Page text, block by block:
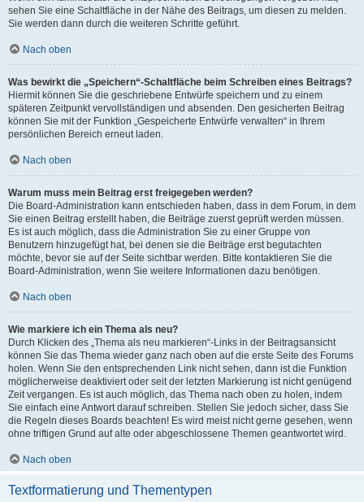
sehen Sie eine Schaltfläche in der Nähe des Beitrags, um diesen zu melden.
Sie werden dann durch die weiteren Schritte geführt.
Nach oben
Was bewirkt die „Speichern“-Schaltfläche beim Schreiben eines Beitrags?
Hiermit können Sie die geschriebene Entwürfe speichern und zu einem
späteren Zeitpunkt vervollständigen und absenden. Den gesicherten Beitrag
können Sie mit der Funktion „Gespeicherte Entwürfe verwalten“ in Ihrem
persönlichen Bereich erneut laden.
Nach oben
Warum muss mein Beitrag erst freigegeben werden?
Die Board-Administration kann entschieden haben, dass in dem Forum, in dem
Sie einen Beitrag erstellt haben, die Beiträge zuerst geprüft werden müssen.
Es ist auch möglich, dass die Administration Sie zu einer Gruppe von
Benutzern hinzugefügt hat, bei denen sie die Beiträge erst begutachten
möchte, bevor sie auf der Seite sichtbar werden. Bitte kontaktieren Sie die
Board-Administration, wenn Sie weitere Informationen dazu benötigen.
Nach oben
Wie markiere ich ein Thema als neu?
Durch Klicken des „Thema als neu markieren“-Links in der Beitragsansicht
können Sie das Thema wieder ganz nach oben auf die erste Seite des Forums
holen. Wenn Sie den entsprechenden Link nicht sehen, dann ist die Funktion
möglicherweise deaktiviert oder seit der letzten Markierung ist nicht genügend
Zeit vergangen. Es ist auch möglich, das Thema nach oben zu holen, indem
Sie einfach eine Antwort darauf schreiben. Stellen Sie jedoch sicher, dass Sie
die Regeln dieses Boards beachten! Es wird meist nicht gerne gesehen, wenn
ohne triftigen Grund auf alte oder abgeschlossene Themen geantwortet wird.
Nach oben
Textformatierung und Thementypen